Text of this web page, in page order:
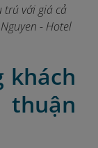
trú với giá cả
- Hotel
khách